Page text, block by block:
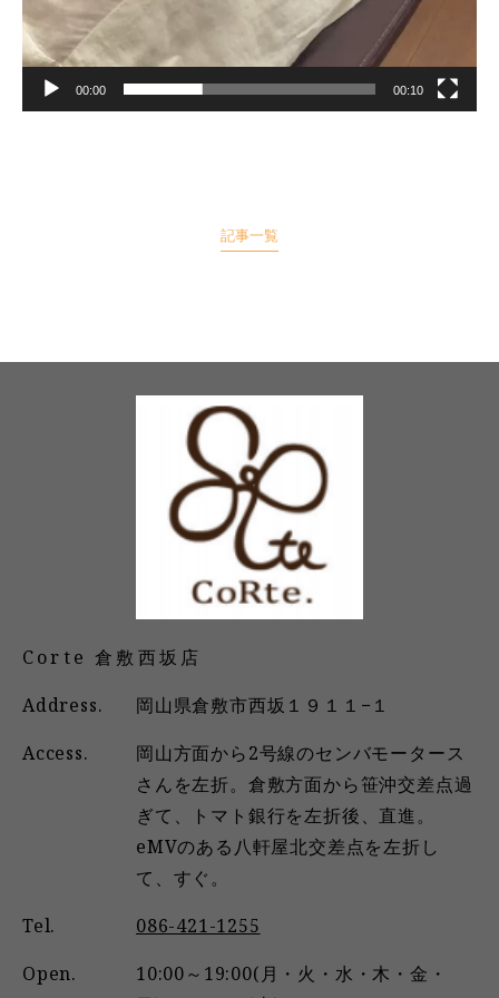
00:00 00:10
記事一覧
Corte 倉敷西坂店
Address.
岡山県倉敷市西坂１９１１−１
Access.
岡山方面から2号線のセンバモータース
さんを左折。倉敷方面から笹沖交差点過
ぎて、トマト銀行を左折後、直進。
eMVのある八軒屋北交差点を左折し
て、すぐ。
Tel.
086-421-1255
Open.
10:00～19:00(月・火・水・木・金・